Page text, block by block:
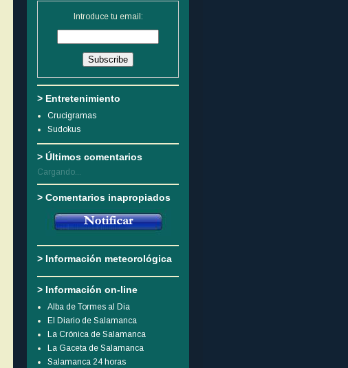
Introduce tu email:
> Entretenimiento
Crucigramas
Sudokus
> Últimos comentarios
Cargando...
> Comentarios inapropiados
> Información meteorológica
> Información on-line
Alba de Tormes al Dia
El Diario de Salamanca
La Crónica de Salamanca
La Gaceta de Salamanca
Salamanca 24 horas